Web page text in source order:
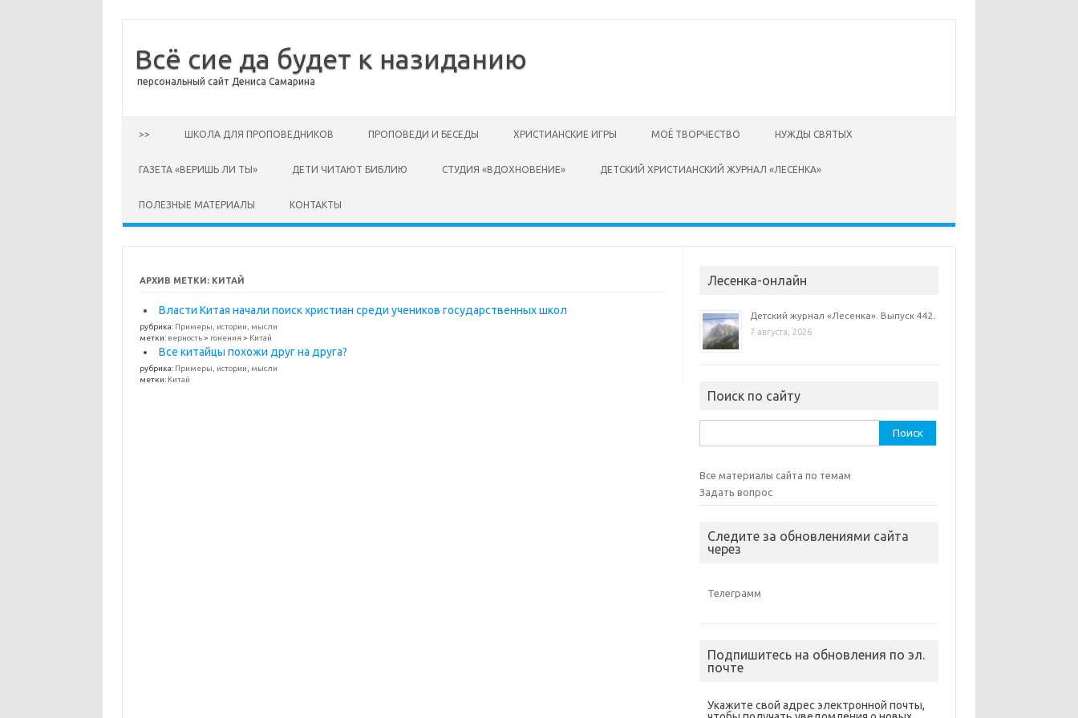
Всё сие да будет к назиданию
персональный сайт Дениса Самарина
>> ШКОЛА ДЛЯ ПРОПОВЕДНИКОВ ПРОПОВЕДИ И БЕСЕДЫ ХРИСТИАНСКИЕ ИГРЫ МОЁ ТВОРЧЕСТВО НУЖДЫ СВЯТЫХ
ГАЗЕТА «ВЕРИШЬ ЛИ ТЫ» ДЕТИ ЧИТАЮТ БИБЛИЮ СТУДИЯ «ВДОХНОВЕНИЕ» ДЕТСКИЙ ХРИСТИАНСКИЙ ЖУРНАЛ «ЛЕСЕНКА»
ПОЛЕЗНЫЕ МАТЕРИАЛЫ КОНТАКТЫ
АРХИВ МЕТКИ: КИТАЙ
Власти Китая начали поиск христиан среди учеников государственных школ
рубрика: Примеры, истории, мысли
метки: верность> гонения > Китай
Все китайцы похожи друг на друга?
рубрика: Примеры, истории, мысли
метки: Китай
Лесенка-онлайн
Детский журнал «Лесенка». Выпуск 442.
7 августа, 2026
Поиск по сайту
Все материалы сайта по темам
Задать вопрос
Следите за обновлениями сайта
через
Телеграмм
Подпишитесь на обновления по эл.
почте
Укажите свой адрес электронной почты,